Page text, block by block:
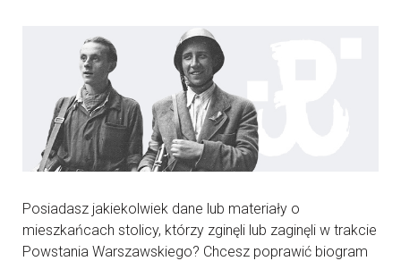
Posiadasz jakiekolwiek dane lub materiały o
mieszkańcach stolicy, którzy zginęli lub zaginęli w trakcie
Powstania Warszawskiego? Chcesz poprawić biogram